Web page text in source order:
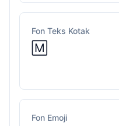
Fon Teks Kotak
🄼
Fon Emoji